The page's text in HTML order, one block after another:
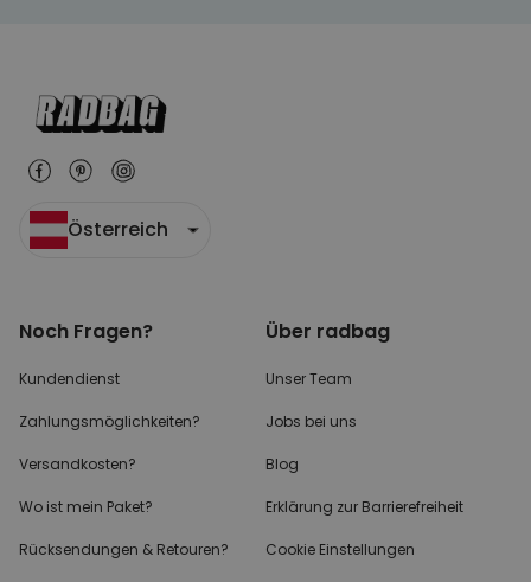
Österreich
Noch Fragen?
Kundendienst
Zahlungsmöglichkeiten?
Versandkosten?
Wo ist mein Paket?
Rücksendungen & Retouren?
Über radbag
Unser Team
Jobs bei uns
Blog
Erklärung zur Barrierefreiheit
Cookie Einstellungen